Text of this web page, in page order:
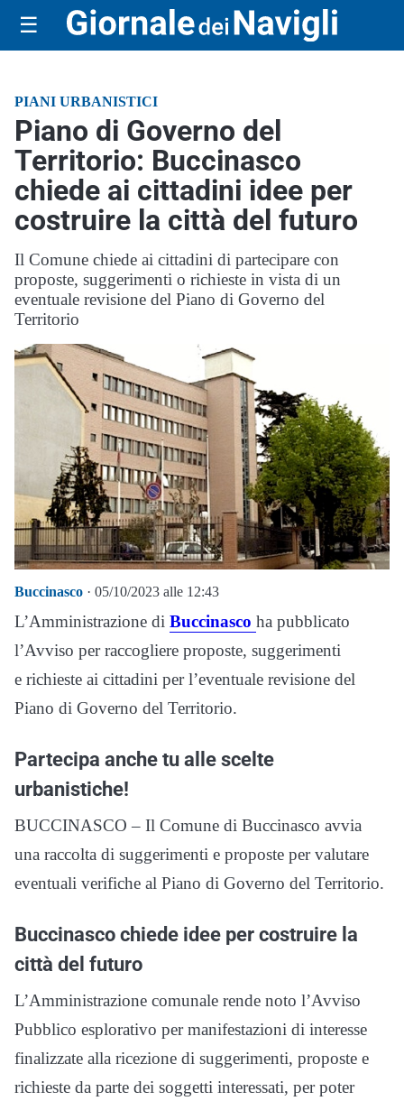
☰
PIANI URBANISTICI
Piano di Governo del
Territorio: Buccinasco
chiede ai cittadini idee per
costruire la città del futuro
Il Comune chiede ai cittadini di partecipare con
proposte, suggerimenti o richieste in vista di un
eventuale revisione del Piano di Governo del
Territorio
Buccinasco · 05/10/2023 alle 12:43
L’Amministrazione di Buccinasco ha pubblicato
l’Avviso per raccogliere proposte, suggerimenti
e richieste ai cittadini per l’eventuale revisione del
Piano di Governo del Territorio.
Partecipa anche tu alle scelte
urbanistiche!
BUCCINASCO – Il Comune di Buccinasco avvia
una raccolta di suggerimenti e proposte per valutare
eventuali verifiche al Piano di Governo del Territorio.
Buccinasco chiede idee per costruire la
città del futuro
L’Amministrazione comunale rende noto l’Avviso
Pubblico esplorativo per manifestazioni di interesse
finalizzate alla ricezione di suggerimenti, proposte e
richieste da parte dei soggetti interessati, per poter